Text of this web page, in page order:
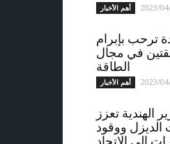
أهم الأخبار 2023/
ترحب بإبرام
في مجال
الطاقة
أهم الأخبار 2023/
الهندية تعزز
الديزل ووقود
إلى الاتحاد